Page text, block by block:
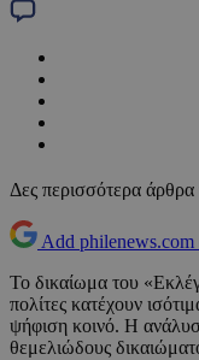
Δες περισσότερα άρθρα
Add philenews.com
Το δικαίωμα του
πολίτες κατέχουν
ψήφιση κοινό. Η
θεμελιώδους